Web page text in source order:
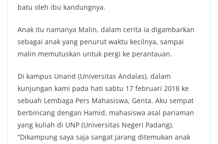
batu oleh ibu kandungnya.
Anak itu namanya Malin, dalam cerita ia digambarkan
sebagai anak yang penurut waktu kecilnya, sampai
malin memutuskan untuk pergi ke perantauan.
Di kampus Unand (Universitas Andalas), dalam
kunjungan kami pada hati sabtu 17 februari 2018 ke
sebuah Lembaga Pers Mahasiswa, Genta. Aku sempat
berbincang dengan Hamid, mahasiswa asal pariaman
yang kuliah di UNP (Universitas Negeri Padang).
“Dikampung saya saja sangat jarang ditemukan anak